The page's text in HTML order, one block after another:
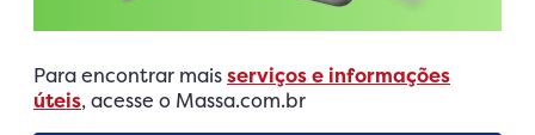
Para encontrar maisserviços e informações
úteis, acesse o Massa.com.br